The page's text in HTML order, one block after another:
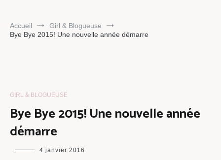
Accueil
Girl & Blogueuse
Bye Bye 2015! Une nouvelle année démarre
GIRL & BLOGUEUSE
Bye Bye 2015! Une nouvelle année
démarre
maman
4 janvier 2016